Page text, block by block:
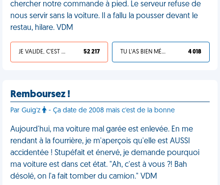
chercher notre commande à pied. Le serveur refuse de
nous servir sans la voiture. Il a fallu la pousser devant le
restau, hilare. VDM
JE VALIDE, C'EST UNE VDM 52 217 TU L'AS BIEN MÉRITÉ 4 018
Remboursez !
Par Guig'z - Ça date de 2008 mais c'est de la bonne
Aujourd'hui, ma voiture mal garée est enlevée. En me
rendant à la fourrière, je m'aperçois qu'elle est AUSSI
accidentée ! Stupéfait et énervé, je demande pourquoi
ma voiture est dans cet état. "Ah, c'est à vous ?! Bah
désolé, on l'a fait tomber du camion." VDM